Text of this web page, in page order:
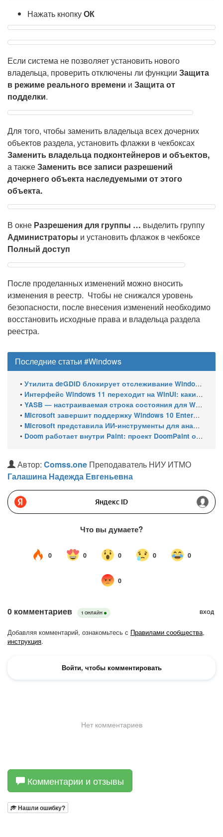
Нажать кнопкуОК
Если система не позволяет установить нового
владельца, проверить отключены ли функции Защита
в режиме реального времени и Защита от
подделки.
Для того, чтобы заменить владельца всех дочерних
объектов раздела, установить флажки в чекбоксах
Заменить владельца подконтейнеров и объектов,
а такжеЗаменить все записи разрешений
дочернего объекта наследуемыми от этого
объекта.
В окне Разрешения для группы … выделить группу
Администраторы и установить флажок в чекбоксе
Полный доступ
После проделанных изменений можно вносить
изменения в реестр. Чтобы не снижался уровень
безопасности, после внесения изменений необходимо
восстановить исходные права и владельца раздела
реестра.
Последние статьи #Windows
• Утилита deGDID блокирует отслеживание Windows по глобальному идентификатору устройства
• Интерфейс Windows 11 переходит на WinUI: какие системные элементы обновит Microsoft
• YASB — настраиваемая строка состояния для Windows с виджетами и поддержкой нескольких мониторов
• Microsoft завершит поддержку Windows 10 Enterprise LTSC 2021 в январе 2027 года. ESU продлят обновления до января 2030 года
• Microsoft представила ИИ-инструменты для анализа производительности Windows: ETW MCP и WPA MCP
• Doom работает внутри Paint: проект DoomPaint от технического директора Microsoft Azure
Автор: Comss.one Преподаватель НИУ ИТМО
Галашина Надежда Евгеньевна
Комментарии и отзывы
Нашли ошибку?